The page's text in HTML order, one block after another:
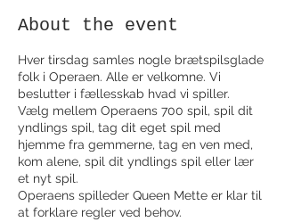
About the event
Hver tirsdag samles nogle brætspilsglade
folk i Operaen. Alle er velkomne. Vi
beslutter i fællesskab hvad vi spiller.
Vælg mellem Operaens 700 spil, spil dit
yndlings spil, tag dit eget spil med
hjemme fra gemmerne, tag en ven med,
kom alene, spil dit yndlings spil eller lær
et nyt spil.
Operaens spilleder Queen Mette er klar til
at forklare regler ved behov.